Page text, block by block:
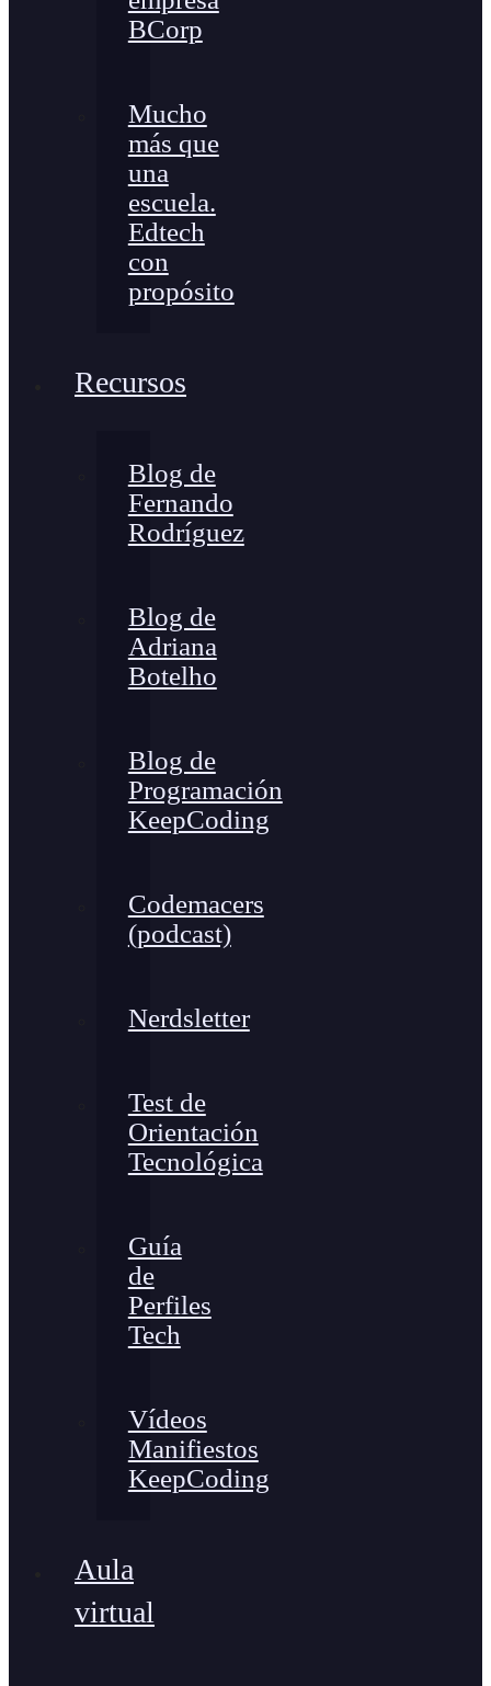
BCorp
Mucho
más que
una
escuela.
Edtech
con
propósito
Recursos
Blog de
Fernando
Rodríguez
Blog de
Adriana
Botelho
Blog de
Programación
KeepCoding
Codemacers
(podcast)
Nerdsletter
Test de
Orientación
Tecnológica
Guía
de
Perfiles
Tech
Vídeos
Manifiestos
KeepCoding
Aula
virtual